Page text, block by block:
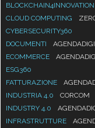
BLOCKCHAIN4INNOVATION
CLOUD COMPUTING
CYBERSECURITY360
DOCUMENTI
ECOMMERCE
ESG360
FATTURAZIONE
INDUSTRIA 4.0
CORCOM
INDUSTRY 4.0
INFRASTRUTTURE